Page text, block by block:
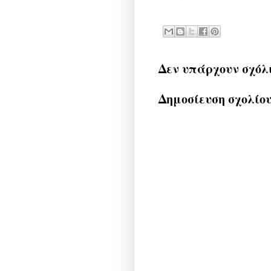
Δεν υπάρχουν
Δημοσίευση